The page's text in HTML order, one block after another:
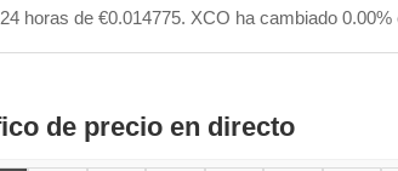
horas de €0.014775. XCO ha cambiado
de precio en directo